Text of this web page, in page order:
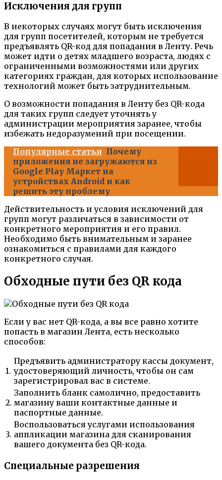
Исключения для групп
В некоторых случаях могут быть исключения
для групп посетителей, которым не требуется
предъявлять QR-код для попадания в Ленту. Речь
может идти о детях младшего возраста, людях с
ограниченными возможностями или других
категориях граждан, для которых использование
технологий может быть затруднительным.
О возможности попадания в Ленту без QR-кода
для таких групп следует уточнять у
администрации мероприятия заранее, чтобы
избежать недоразумений при посещении.
Популярные статьи Почему
приложения не загружаются из
Google Play Маркет на
устройствах Android и как
решить эту проблему
Действительность и условия исключений для
групп могут различаться в зависимости от
конкретного мероприятия и его правил.
Необходимо быть внимательным и заранее
ознакомиться с правилами для каждого
конкретного случая.
Обходные пути без QR кода
Если у вас нет QR-кода, а вы все равно хотите
попасть в магазин Лента, есть несколько
способов:
1.
Предъявить администратору кассы документ,
удостоверяющий личность, чтобы он сам
зарегистрировал вас в системе.
2.
Заполнить бланк самолично, предоставить
магазину ваши контактные данные и
паспортные данные.
3.
Воспользоваться услугами использования
аппликации магазина для сканирования
вашего документа без QR-кода.
Специальные разрешения